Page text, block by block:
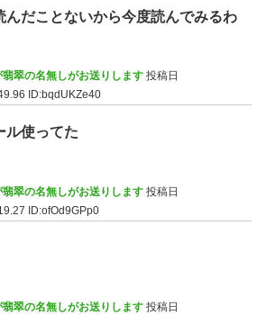
んだことないから今度読んでみるわ
翠の名無しがお送りします 投稿日
ID:bqdUKZe40
ル使ってた
翠の名無しがお送りします 投稿日
ID:ofOd9GPp0
翠の名無しがお送りします 投稿日